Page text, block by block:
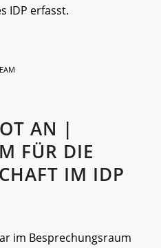
IDP erfasst.
AN |
FÜR DIE
IM IDP
im Besprechungsraum